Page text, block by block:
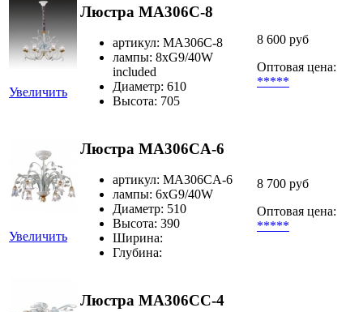
Увеличить
Люстра MA306C-8
артикул: MA306C-8
лампы: 8хG9/40W
included
Диаметр: 610
Высота: 705
8 600 руб
Оптовая цена:
*****
Увеличить
Люстра MA306CA-6
артикул: MA306CA-6
лампы: 6хG9/40W
Диаметр: 510
Высота: 390
Ширина:
Глубина:
8 700 руб
Оптовая цена:
*****
Люстра MA306CC-4